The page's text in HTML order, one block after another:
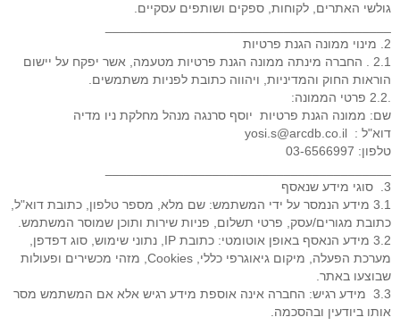
גולשי האתרים, לקוחות, ספקים ושותפים עסקיים.
2. מינוי ממונה הגנת פרטיות
2.1 . החברה מינתה ממונה הגנת פרטיות מטעמה, אשר יפקח על יישום
הוראות החוק והמדיניות, ויהווה כתובת לפניות משתמשים.
שם: ממונה הגנת פרטיות יוסף סרנגה מנהל מחלקת ניו מדיה
דוא"ל : yosi.s@arcdb.co.il
טלפון: 03-6566997
3. סוגי מידע שנאסף
3.1 מידע הנמסר על ידי המשתמש: שם מלא, מספר טלפון, כתובת דוא"ל,
כתובת מגורים/עסק, פרטי תשלום, פניות שירות ותוכן שמוסר המשתמש.
3.2 מידע הנאסף באופן אוטומטי: כתובת IP, נתוני שימוש, סוג דפדפן,
מערכת הפעלה, מיקום גיאוגרפי כללי, Cookies, מזהי מכשירים ופעולות
שבוצעו באתר.
3.3 מידע רגיש: החברה אינה אוספת מידע רגיש אלא אם המשתמש מסר
אותו ביודעין ובהסכמה.